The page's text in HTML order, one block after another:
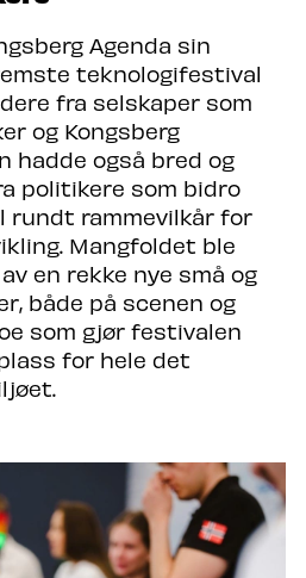
Agenda sin
teknologifestival
fra selskaper som
og Kongsberg
hadde også bred og
politikere som bidro
rundt rammevilkår for
Mangfoldet ble
en rekke nye små og
både på scenen og
som gjør festivalen
for hele det